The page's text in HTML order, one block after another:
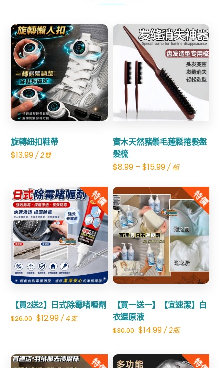
旋轉紐扣鞋帶
$13.99 / 2雙
Share
實木天然豬鬃毛蓬鬆捲髮盤
髮梳
$8.99– $15.99/ 組
Share
特價
【買2送2】日式除霉啫喱劑
$26.00 Original
$26.00.
$12.99Current
$12.99.
/ 4支
Share
特價
【買一送一】【宜速潔】白
衣還原液
$30.00 Original
was:
$14.99Current
is:
/ 2瓶
Share